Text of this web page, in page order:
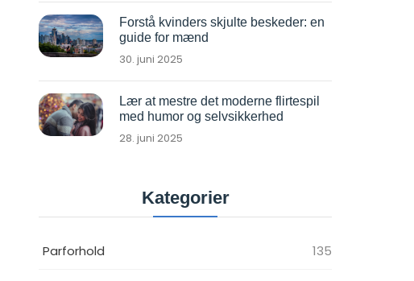
Forstå kvinders skjulte beskeder: en
guide for mænd
30. juni 2025
Lær at mestre det moderne flirtespil
med humor og selvsikkerhed
28. juni 2025
Kategorier
Parforhold 135